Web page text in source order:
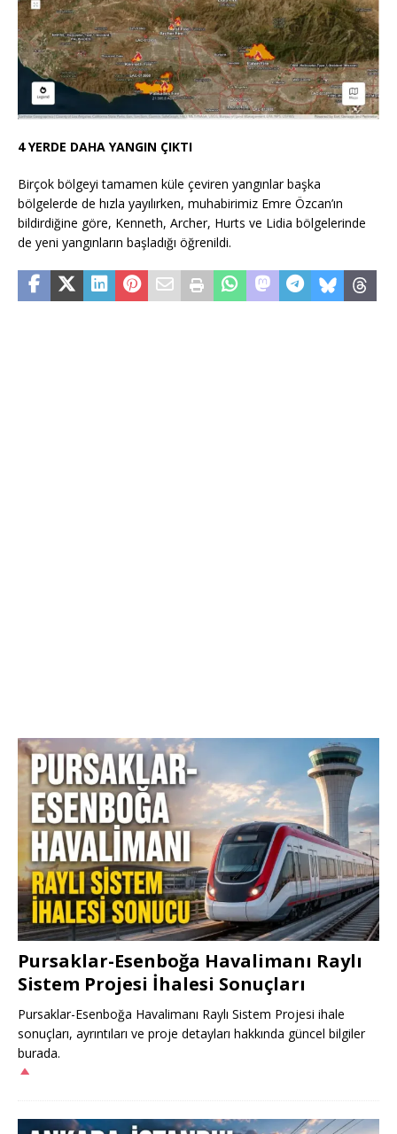
4 YERDE DAHA YANGIN ÇIKTI
Birçok bölgeyi tamamen küle çeviren yangınlar başka
bölgelerde de hızla yayılırken, muhabirimiz Emre Özcan’ın
bildirdiğine göre, Kenneth, Archer, Hurts ve Lidia bölgelerinde
de yeni yangınların başladığı öğrenildi.
Pursaklar-Esenboğa Havalimanı Raylı
Sistem Projesi İhalesi Sonuçları
Pursaklar-Esenboğa Havalimanı Raylı Sistem Projesi ihale
sonuçları, ayrıntıları ve proje detayları hakkında güncel bilgiler
burada.